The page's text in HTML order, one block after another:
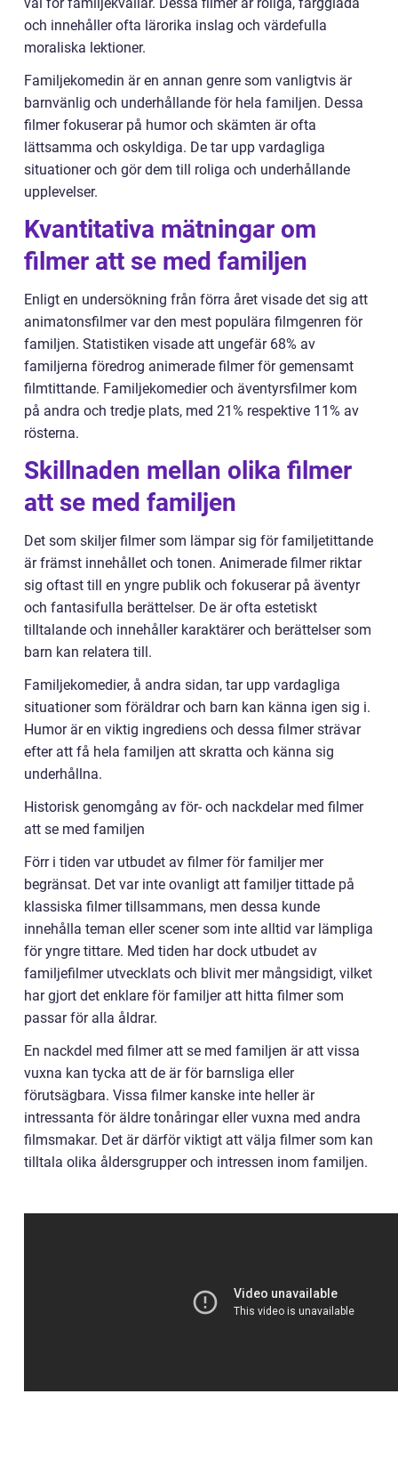
och innehåller ofta lärorika inslag och värdefulla
moraliska lektioner.
Familjekomedin är en annan genre som vanligtvis är
barnvänlig och underhållande för hela familjen. Dessa
filmer fokuserar på humor och skämten är ofta
lättsamma och oskyldiga. De tar upp vardagliga
situationer och gör dem till roliga och underhållande
upplevelser.
Kvantitativa mätningar om
filmer att se med familjen
Enligt en undersökning från förra året visade det sig att
animatonsfilmer var den mest populära filmgenren för
familjen. Statistiken visade att ungefär 68% av
familjerna föredrog animerade filmer för gemensamt
filmtittande. Familjekomedier och äventyrsfilmer kom
på andra och tredje plats, med 21% respektive 11% av
rösterna.
Skillnaden mellan olika filmer
att se med familjen
Det som skiljer filmer som lämpar sig för familjetittande
är främst innehållet och tonen. Animerade filmer riktar
sig oftast till en yngre publik och fokuserar på äventyr
och fantasifulla berättelser. De är ofta estetiskt
tilltalande och innehåller karaktärer och berättelser som
barn kan relatera till.
Familjekomedier, å andra sidan, tar upp vardagliga
situationer som föräldrar och barn kan känna igen sig i.
Humor är en viktig ingrediens och dessa filmer strävar
efter att få hela familjen att skratta och känna sig
underhållna.
Historisk genomgång av för- och nackdelar med filmer
att se med familjen
Förr i tiden var utbudet av filmer för familjer mer
begränsat. Det var inte ovanligt att familjer tittade på
klassiska filmer tillsammans, men dessa kunde
innehålla teman eller scener som inte alltid var lämpliga
för yngre tittare. Med tiden har dock utbudet av
familjefilmer utvecklats och blivit mer mångsidigt, vilket
har gjort det enklare för familjer att hitta filmer som
passar för alla åldrar.
En nackdel med filmer att se med familjen är att vissa
vuxna kan tycka att de är för barnsliga eller
förutsägbara. Vissa filmer kanske inte heller är
intressanta för äldre tonåringar eller vuxna med andra
filmsmakar. Det är därför viktigt att välja filmer som kan
tilltala olika åldersgrupper och intressen inom familjen.